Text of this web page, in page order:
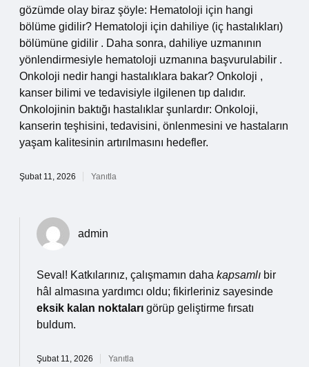
gözümde olay biraz şöyle: Hematoloji için hangi
bölüme gidilir? Hematoloji için dahiliye (iç hastalıkları)
bölümüne gidilir . Daha sonra, dahiliye uzmanının
yönlendirmesiyle hematoloji uzmanına başvurulabilir .
Onkoloji nedir hangi hastalıklara bakar? Onkoloji ,
kanser bilimi ve tedavisiyle ilgilenen tıp dalıdır.
Onkolojinin baktığı hastalıklar şunlardır: Onkoloji,
kanserin teşhisini, tedavisini, önlenmesini ve hastaların
yaşam kalitesinin artırılmasını hedefler.
Şubat 11, 2026 Yanıtla
admin
Seval! Katkılarınız, çalışmamın daha kapsamlı bir
hâl almasına yardımcı oldu; fikirleriniz sayesinde
eksik kalan noktaları görüp geliştirme fırsatı
buldum.
Şubat 11, 2026 Yanıtla